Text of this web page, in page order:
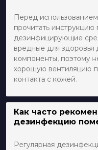
Перед
прочитать
дезинфицирующие
вредные для здоровья
компоненты, поэтому
хорошую вентиляцию
контакта с кожей.
Как часто
дезинфекцию
Регулярная